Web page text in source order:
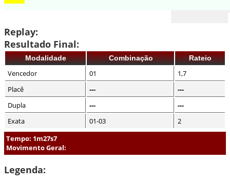
Replay:
Resultado Final:
Modalidade Combinação Rateio
Vencedor 01
1,7
Placê
---
---
Dupla
---
---
Exata
01-03
2
Tempo: 1m27s7
Movimento Geral:
Legenda: